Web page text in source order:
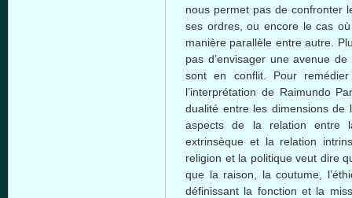
nous permet pas de confronter
ses ordres,ou encore lecas où
manière parallèle entre autre .
pas d’envisager uneavenue de
sont en conflit. Pour remédier
l’interprétation de Raimundo
dualité entreles dimensions de
aspects de la relationentre
extrinsèque et la relation
religion et la politique veut dire
que la raison, la coutume
définissant la fonction et la